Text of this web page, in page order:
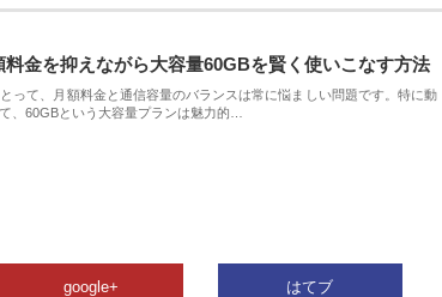
金を抑えながら大容量60GBを賢く使いこなす方法
って、月額料金と通信容量のバランスは常に悩ましい問題です。特に動
、60GBという大容量プランは魅力的…
google+ はてブ